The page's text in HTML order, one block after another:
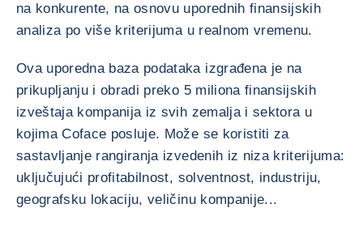
na konkurente, na osnovu uporednih finansijskih
analiza po više kriterijuma u realnom vremenu.
Ova uporedna baza podataka izgrađena je na
prikupljanju i obradi preko 5 miliona finansijskih
izveštaja kompanija iz svih zemalja i sektora u
kojima Coface posluje. Može se koristiti za
sastavljanje rangiranja izvedenih iz niza kriterijuma:
uključujući profitabilnost, solventnost, industriju,
geografsku lokaciju, veličinu kompanije...